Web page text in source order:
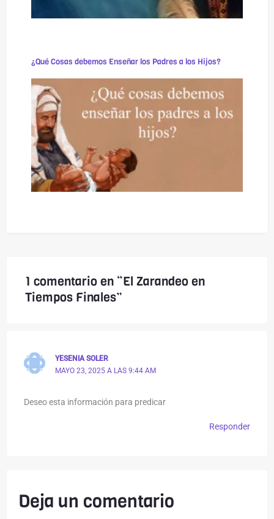
¿Qué Cosas debemos Enseñar los Padres a los Hijos?
1 comentario en “El Zarandeo en
Tiempos Finales”
YESENIA SOLER
MAYO 23, 2025 A LAS 9:44 AM
Deseo esta información para predicar
Responder
Deja un comentario